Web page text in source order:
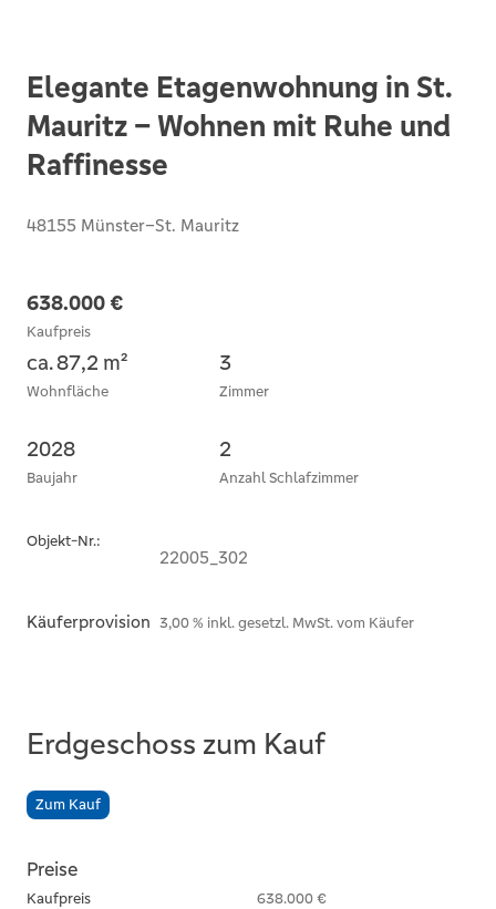
Elegante Etagenwohnung in St.
Mauritz – Wohnen mit Ruhe und
Raffinesse
48155 Münster–St. Mauritz
638.000 €
Kaufpreis
ca. 87,2 m²
Wohnfläche
3
Zimmer
2028
Baujahr
2
Anzahl Schlafzimmer
Objekt-Nr.:
22005_302
Käuferprovision 3,00 % inkl. gesetzl. MwSt. vom Käufer
Erdgeschoss zum Kauf
Zum Kauf
Preise
Kaufpreis 638.000 €